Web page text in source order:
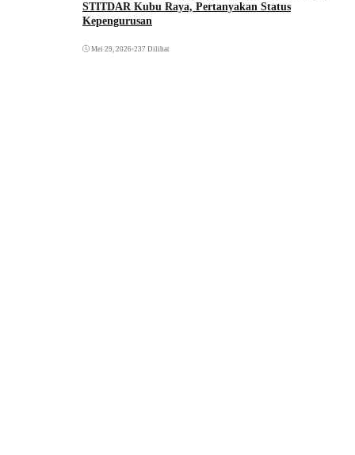
STITDAR Kubu Raya, Pertanyakan Status
Kepengurusan
Mei 29, 2026•237 Dilihat